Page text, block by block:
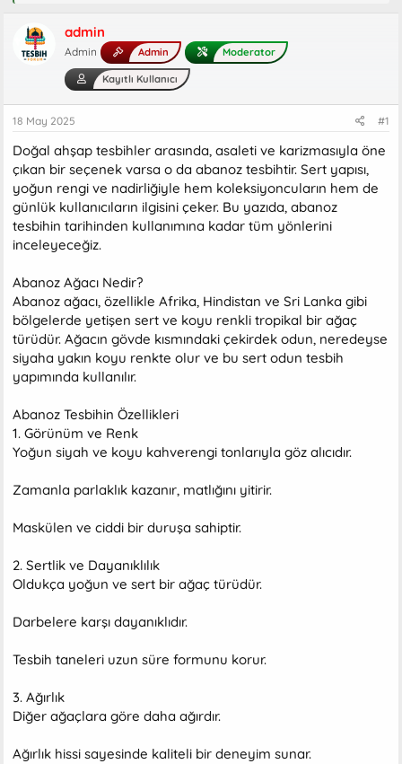
u
a
l
a
t
a
n
a
n
g
a
r
i
h
i
admin
Admin Admin Moderator
Kayıtlı Kullanıcı
18 May 2025 #1
Doğal ahşap tesbihler arasında, asaleti ve karizmasıyla öne
çıkan bir seçenek varsa o da abanoz tesbihtir. Sert yapısı,
yoğun rengi ve nadirliğiyle hem koleksiyoncuların hem de
günlük kullanıcıların ilgisini çeker. Bu yazıda, abanoz
tesbihin tarihinden kullanımına kadar tüm yönlerini
inceleyeceğiz.
Abanoz Ağacı Nedir?
Abanoz ağacı, özellikle Afrika, Hindistan ve Sri Lanka gibi
bölgelerde yetişen sert ve koyu renkli tropikal bir ağaç
türüdür. Ağacın gövde kısmındaki çekirdek odun, neredeyse
siyaha yakın koyu renkte olur ve bu sert odun tesbih
yapımında kullanılır.
Abanoz Tesbihin Özellikleri
1. Görünüm ve Renk
Yoğun siyah ve koyu kahverengi tonlarıyla göz alıcıdır.
Zamanla parlaklık kazanır, matlığını yitirir.
Maskülen ve ciddi bir duruşa sahiptir.
2. Sertlik ve Dayanıklılık
Oldukça yoğun ve sert bir ağaç türüdür.
Darbelere karşı dayanıklıdır.
Tesbih taneleri uzun süre formunu korur.
3. Ağırlık
Diğer ağaçlara göre daha ağırdır.
Ağırlık hissi sayesinde kaliteli bir deneyim sunar.